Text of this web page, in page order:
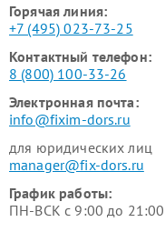
Горячая линия:
+7 (495) 023-73-25
Контактный телефон:
8 (800) 100-33-26
Электронная почта:
info@fixim-dors.ru
для юридических лиц
manager@fix-dors.ru
График работы:
ПН-ВСК с 9:00 до